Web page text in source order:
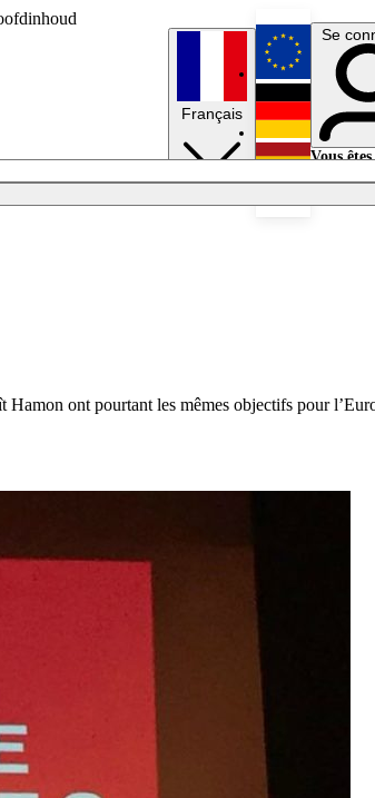
Français
English
Deutsch
Se
Vous
ont pourtant les mêmes objectifs pour